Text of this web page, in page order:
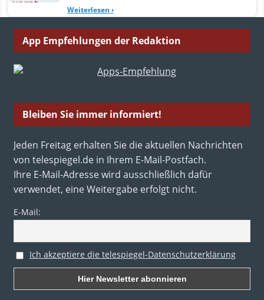
Weiterlesen ›
App Empfehlungen der Redaktion
Bleiben Sie immer informiert!
Jeden Freitag erhalten Sie die aktuellen Nachrichten
von telespiegel.de in Ihrem E-Mail-Postfach.
Ihre E-Mail-Adresse wird ausschließlich dafür
verwendet, eine Weitergabe erfolgt nicht.
E-Mail:
Ich akzeptiere die telespiegel-Datenschutzerklärung